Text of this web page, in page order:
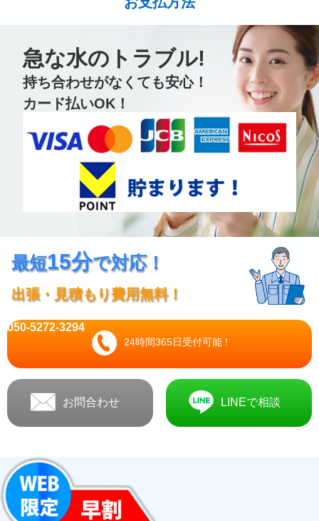
急な水のトラブル!
持ち合わせがなくても安心！
カード払いOK！
最短15分で対応！
出張・見積もり費用無料！
24時間365日受付可能 !
050-5272-3294
お問合わせ LINEで相談